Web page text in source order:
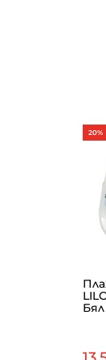
20%
Бял